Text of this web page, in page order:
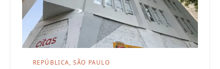
REPÚBLICA, SÃO PAULO